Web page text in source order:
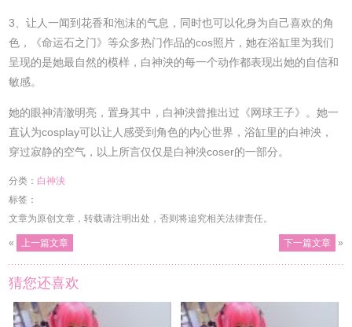
3、让人一闻到花香和泡沫的气息，同时也可以化身为自己喜欢的角
色，《命运石之门》等众多热门作品的cos照片，她在浴缸里为我们
呈现的是她最自然的模样，白神泱的每一个动作都表现出她的自信和
敏感。
她的眼神清澈明亮，置身其中，白神泱曾推出过《网球王子》。她一
直认为cosplay可以让人感受到角色的内心世界，浴缸里的白神泱，
穿过寂静的空气，以上所言仅仅是白神泱coser的一部分。
分类： 白神泱
标签：
文章为原创文章，转载请注明出处，否则将追究相关法律责任。
« 上一篇文章 下一篇文章 »
猜您还喜欢